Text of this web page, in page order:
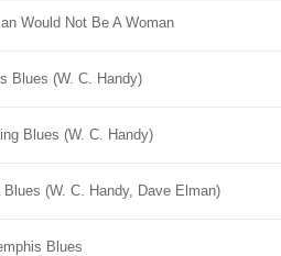
Would Not Be A Woman
Blues (W. C. Handy)
Blues (W. C. Handy)
Blues (W. C. Handy, Dave Elman)
Blues